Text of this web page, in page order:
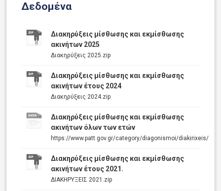
Δεδομένα
Διακηρύξεις μίσθωσης και εκμίσθωσης
ακινήτων 2025
Διακηρύξεις 2025.zip
Διακηρύξεις μίσθωσης και εκμίσθωσης
ακινήτων έτους 2024
Διακηρύξεις 2024.zip
Διακηρύξεις μίσθωσης και εκμίσθωσης
ακινήτων όλων των ετών
https://www.patt.gov.gr/category/diagonismoi/diakirixeis/
Διακηρύξεις μίσθωσης και εκμίσθωσης
ακινήτων έτους 2021.
ΔΙΑΚΗΡΥΞΕΙΣ 2021.zip